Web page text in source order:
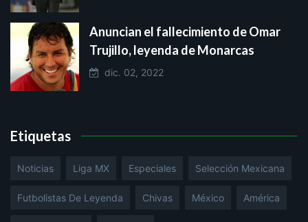
Anuncian el fallecimiento de Omar
Trujillo, leyenda de Monarcas
dic. 02, 2022
Etiquetas
Noticias Liga MX Especiales Selección Mexicana
Futbolistas De Leyenda Chivas México América